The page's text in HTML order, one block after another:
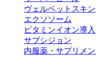
ヴェルベットスキン
エクソソーム
ビタミンイオン導入
サブシジョン
内服薬・サプリメン